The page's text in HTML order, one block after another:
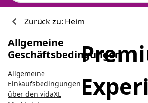
Küchenkollektion
Zurück zu: Heim
Allgemeine
Geschäftsbedingungen
Allgemeine
Einkaufsbedingungen
über den vidaXL